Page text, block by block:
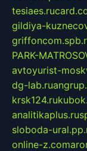
tesiaes.ru
gildiya-
PARK-
avtoyurist-
dg-lab.ru
krsk124.ru
analitikaplus.ru
sloboda-
online-z.com